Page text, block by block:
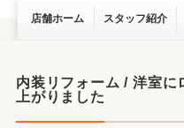
店舗ホーム スタッフ紹介
内装リフォーム / 洋室に
上がりました